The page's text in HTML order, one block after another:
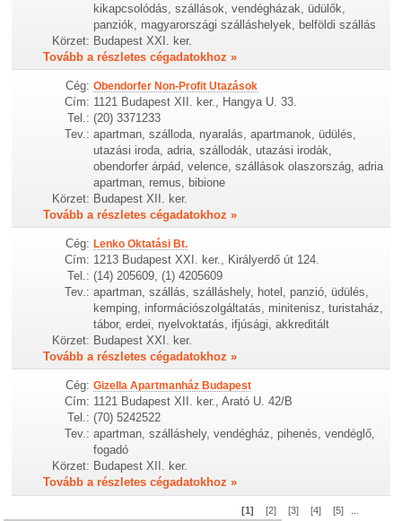
kikapcsolódás, szállások, vendégházak, üdülők,
panziók, magyarországi szálláshelyek, belföldi szállás
Körzet: Budapest XXI. ker.
Tovább a részletes cégadatokhoz »
Cég: Obendorfer Non-Profit Utazások
Cím: 1121 Budapest XII. ker., Hangya U. 33.
Tel.: (20) 3371233
Tev.: apartman, szálloda, nyaralás, apartmanok, üdülés,
utazási iroda, adria, szállodák, utazási irodák,
obendorfer árpád, velence, szállások olaszország, adria
apartman, remus, bibione
Körzet: Budapest XII. ker.
Tovább a részletes cégadatokhoz »
Cég: Lenko Oktatási Bt.
Cím: 1213 Budapest XXI. ker., Királyerdő út 124.
Tel.: (14) 205609, (1) 4205609
Tev.: apartman, szállás, szálláshely, hotel, panzió, üdülés,
kemping, információszolgáltatás, minitenisz, turistaház,
tábor, erdei, nyelvoktatás, ifjúsági, akkreditált
Körzet: Budapest XXI. ker.
Tovább a részletes cégadatokhoz »
Cég: Gizella Apartmanház Budapest
Cím: 1121 Budapest XII. ker., Arató U. 42/B
Tel.: (70) 5242522
Tev.: apartman, szálláshely, vendégház, pihenés, vendéglő,
fogadó
Körzet: Budapest XII. ker.
Tovább a részletes cégadatokhoz »
[1] [2] [3] [4] [5]